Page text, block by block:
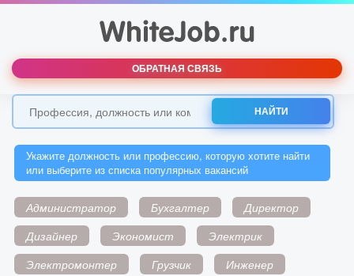
ОБРАТНАЯ СВЯЗЬ
НАЙТИ
Укажите должность или профессию, которую хотите найти
или выберите из списка популярных вакансий
Администратор Бухгалтер
Директор
Дизайнер
Экономист
Электрик
Электромонтер
Грузчик
Инженер